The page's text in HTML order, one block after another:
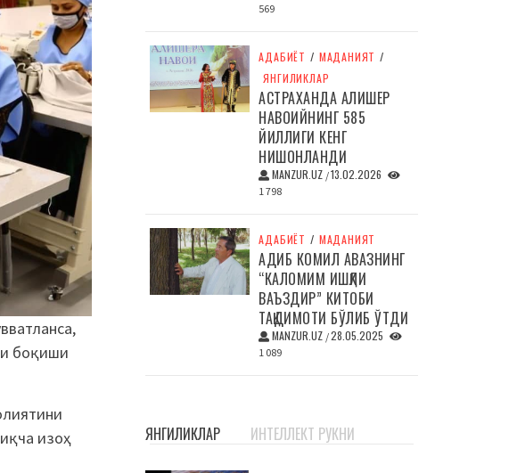
боқиши
изоҳ
569
АДАБИЁТ / МАДАНИЯТ /
ЯНГИЛИКЛАР
АСТРАХАНДА АЛИШЕР
НАВОИЙНИНГ 585
ЙИЛЛИГИ КЕНГ
НИШОНЛАНДИ
MANZUR.UZ /13.02.2026
1 798
АДАБИЁТ / МАДАНИЯТ
АДИБ КОМИЛ АВАЗНИНГ
“КАЛОМИМ ИШҚЛИ
ВАЪЗДИР” КИТОБИ
ТАҚДИМОТИ БЎЛИБ ЎТДИ
MANZUR.UZ /28.05.2025
1 089
ЯНГИЛИКЛАР ИНТЕЛЛЕКТ РУКНИ